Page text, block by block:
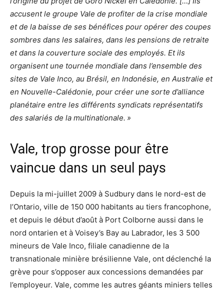
accusent le groupe Vale de profiter de la crise mondiale
et de la baisse de ses bénéfices pour opérer des coupes
sombres dans les salaires, dans les pensions de retraite
et dans la couverture sociale des employés. Et ils
organisent une tournée mondiale dans l’ensemble des
sites de Vale Inco, au Brésil, en Indonésie, en Australie et
en Nouvelle-Calédonie, pour créer une sorte d’alliance
planétaire entre les différents syndicats représentatifs
des salariés de la multinationale. »
Vale, trop grosse pour être
vaincue dans un seul pays
Depuis la mi-juillet 2009 à Sudbury dans le nord-est de
l’Ontario, ville de 150 000 habitants au tiers francophone,
et depuis le début d’août à Port Colborne aussi dans le
nord ontarien et à Voisey’s Bay au Labrador, les 3 500
mineurs de Vale Inco, filiale canadienne de la
transnationale minière brésilienne Vale, ont déclenché la
grève pour s’opposer aux concessions demandées par
l’employeur. Vale, comme les autres géants miniers telles